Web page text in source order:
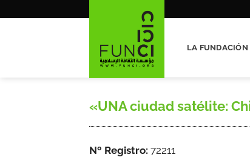
LA FUNDACIÓN
«UNA ciudad satélite:
Nº Registro: 72211